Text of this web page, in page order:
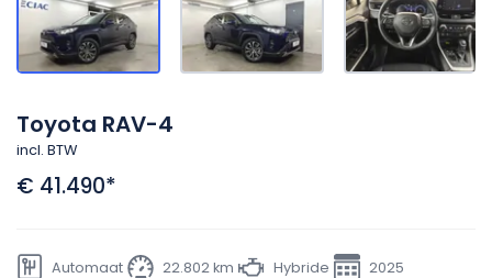
Toyota RAV-4
incl. BTW
€ 41.490*
Automaat 22.802 km Hybride 2025